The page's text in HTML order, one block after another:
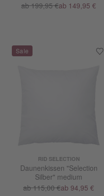
ab 199,95 €ab 149,95 €
RID SELECTION
Daunenkissen "Selection
Silber" medium
ab 115,00 €ab 94,95 €